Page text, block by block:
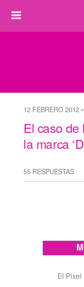
12 FEBRERO 2012
El caso de
la marca
55 RESPUESTAS
El Pixel